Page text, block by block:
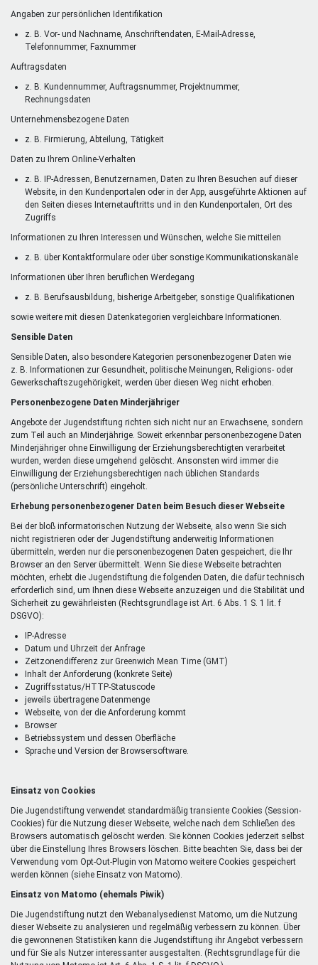
Angaben zur persönlichen Identifikation
z. B. Vor- und Nachname, Anschriftendaten, E-Mail-Adresse,
Telefonnummer, Faxnummer
Auftragsdaten
z. B. Kundennummer, Auftragsnummer, Projektnummer,
Rechnungsdaten
Unternehmensbezogene Daten
z. B. Firmierung, Abteilung, Tätigkeit
Daten zu Ihrem Online-Verhalten
z. B. IP-Adressen, Benutzernamen, Daten zu Ihren Besuchen auf dieser
Website, in den Kundenportalen oder in der App, ausgeführte Aktionen auf
den Seiten dieses Internetauftritts und in den Kundenportalen, Ort des
Zugriffs
Informationen zu Ihren Interessen und Wünschen, welche Sie mitteilen
z. B. über Kontaktformulare oder über sonstige Kommunikationskanäle
Informationen über Ihren beruflichen Werdegang
z. B. Berufsausbildung, bisherige Arbeitgeber, sonstige Qualifikationen
sowie weitere mit diesen Datenkategorien vergleichbare Informationen.
Sensible Daten
Sensible Daten, also besondere Kategorien personenbezogener Daten wie
z. B. Informationen zur Gesundheit, politische Meinungen, Religions- oder
Gewerkschaftszugehörigkeit, werden über diesen Weg nicht erhoben.
Personenbezogene Daten Minderjähriger
Angebote der Jugendstiftung richten sich nicht nur an Erwachsene, sondern
zum Teil auch an Minderjährige. Soweit erkennbar personenbezogene Daten
Minderjähriger ohne Einwilligung der Erziehungsberechtigten verarbeitet
wurden, werden diese umgehend gelöscht. Ansonsten wird immer die
Einwilligung der Erziehungsberechtigen nach üblichen Standards
(persönliche Unterschrift) eingeholt.
Erhebung personenbezogener Daten beim Besuch dieser Webseite
Bei der bloß informatorischen Nutzung der Webseite, also wenn Sie sich
nicht registrieren oder der Jugendstiftung anderweitig Informationen
übermitteln, werden nur die personenbezogenen Daten gespeichert, die Ihr
Browser an den Server übermittelt. Wenn Sie diese Webseite betrachten
möchten, erhebt die Jugendstiftung die folgenden Daten, die dafür technisch
erforderlich sind, um Ihnen diese Webseite anzuzeigen und die Stabilität und
Sicherheit zu gewährleisten (Rechtsgrundlage ist Art. 6 Abs. 1 S. 1 lit. f
DSGVO):
IP-Adresse
Datum und Uhrzeit der Anfrage
Zeitzonendifferenz zur Greenwich Mean Time (GMT)
Inhalt der Anforderung (konkrete Seite)
Zugriffsstatus/HTTP-Statuscode
jeweils übertragene Datenmenge
Webseite, von der die Anforderung kommt
Browser
Betriebssystem und dessen Oberfläche
Sprache und Version der Browsersoftware.
Einsatz von Cookies
Die Jugendstiftung verwendet standardmäßig transiente Cookies (Session-
Cookies) für die Nutzung dieser Webseite, welche nach dem Schließen des
Browsers automatisch gelöscht werden. Sie können Cookies jederzeit selbst
über die Einstellung Ihres Browsers löschen. Bitte beachten Sie, dass bei der
Verwendung vom Opt-Out-Plugin von Matomo weitere Cookies gespeichert
werden können (siehe Einsatz von Matomo).
Einsatz von Matomo (ehemals Piwik)
Die Jugendstiftung nutzt den Webanalysedienst Matomo, um die Nutzung
dieser Webseite zu analysieren und regelmäßig verbessern zu können. Über
die gewonnenen Statistiken kann die Jugendstiftung ihr Angebot verbessern
und für Sie als Nutzer interessanter ausgestalten. (Rechtsgrundlage für die